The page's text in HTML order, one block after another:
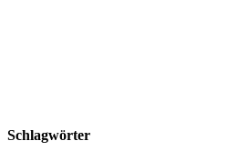
Schlagwörter